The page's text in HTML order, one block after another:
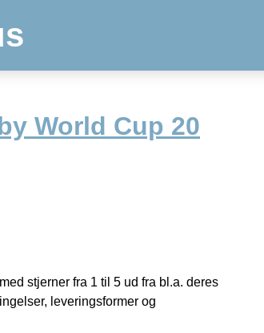
World Cup 20
stjerner fra 1 til 5 ud fra bl.a. deres
leveringsformer og